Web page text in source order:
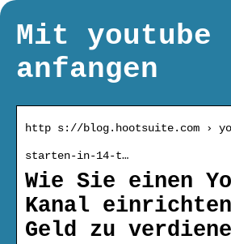
Mit youtube
anfangen
http s://blog.hootsuite.com ›
starten-in-14-t…
Wie Sie einen
Kanal
Geld zu